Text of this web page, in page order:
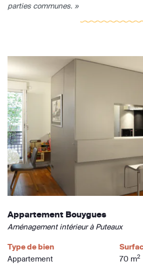
parties communes. »
Appartement Bouygues
Aménagement intérieur à Puteaux
Type de bien
Appartement
70 m2